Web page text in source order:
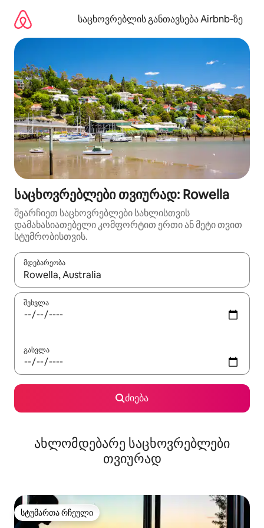
გადასვლა
საცხოვრებლის განთავსება Airbnb‑ზე
საცხოვრებლები თვიურად: Rowella
შეარჩიეთ საცხოვრებლები სახლისთვის
დამახასიათებელი კომფორტით ერთი ან მეტი თვით
სტუმრობისთვის.
მდებარეობა
როცა შედეგები ხელმისაწვდომი გახდება, ნავიგაციისთვის
შესვლა
გასვლა
ძიება
ახლომდებარე საცხოვრებლები
თვიურად
სტუმართა რჩეული
სტუმართა რჩეული